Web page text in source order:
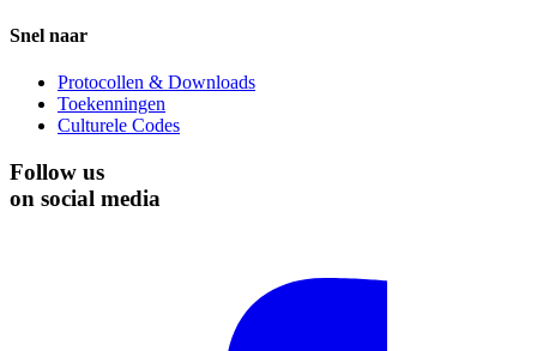
Snel naar
Protocollen & Downloads
Toekenningen
Culturele Codes
Follow us
on social media